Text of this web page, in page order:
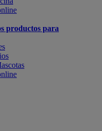
productos para